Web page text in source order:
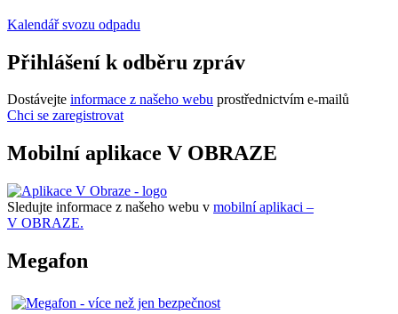
Kalendář svozu odpadu
Přihlášení k odběru zpráv
Dostávejte informace z našeho webu prostřednictvím e-mailů
Chci se zaregistrovat
Mobilní aplikace V OBRAZE
Sledujte informace z našeho webu v mobilní aplikaci –
V OBRAZE.
Megafon